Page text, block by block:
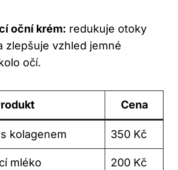
oční krém: redukuje otoky
zlepšuje vzhled jemné
očí.
Cena
kolagenem 350 Kč
mléko 200 Kč